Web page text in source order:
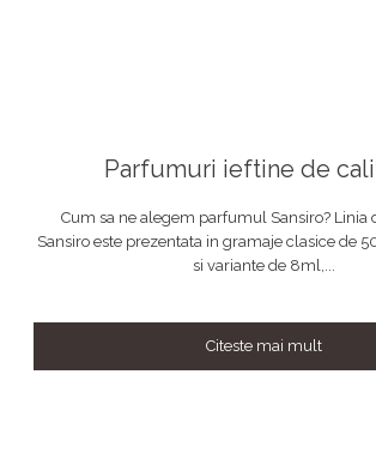
Parfumuri ieftine de
Cum sa ne alegem parfumul Sansiro? Linia
Sansiro este prezentata in gramaje clasice de
si variante de 8ml,...
Citeste mai mult